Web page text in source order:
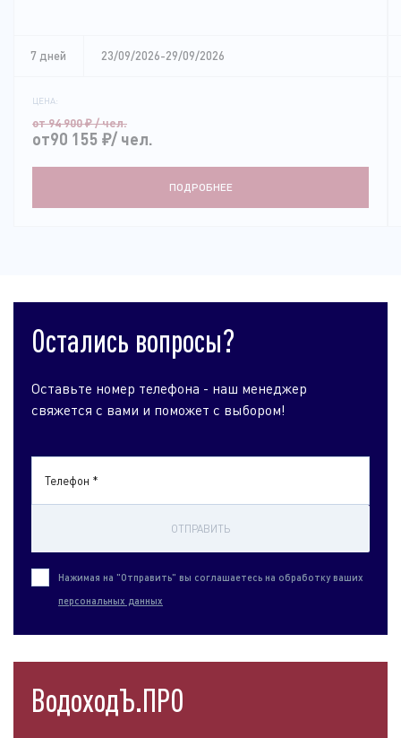
7 дней 23/09/2026-29/09/2026
ЦЕНА:
от 94 900₽/ чел.
от90 155 ₽/ чел.
ПОДРОБНЕЕ
Остались вопросы?
Оставьте номер телефона - наш менеджер
свяжется с вами и поможет с выбором!
Телефон *
ОТПРАВИТЬ
Нажимая на "Отправить" вы соглашаетесь на обработку ваших
персональных данных
ВодоходЪ.ПРО